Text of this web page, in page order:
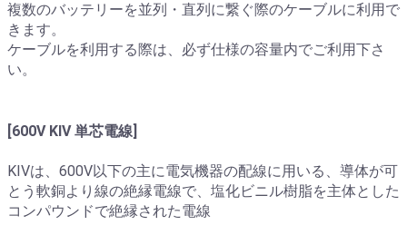
複数のバッテリーを並列・直列に繋ぐ際のケーブルに利用で
きます。
ケーブルを利用する際は、必ず仕様の容量内でご利用下さ
い。
[600V KIV 単芯電線]
KIVは、600V以下の主に電気機器の配線に用いる、導体が可
とう軟銅より線の絶縁電線で、塩化ビニル樹脂を主体とした
コンパウンドで絶縁された電線